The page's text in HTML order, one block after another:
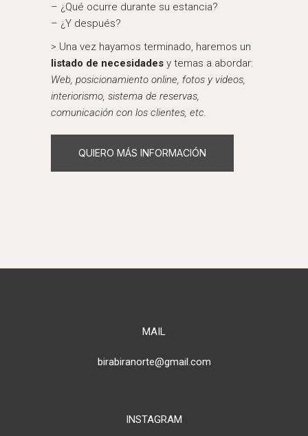
– ¿Qué ocurre durante su estancia?
– ¿Y después?
> Una vez hayamos terminado, haremos un
listado de necesidades y temas a abordar:
Web, posicionamiento online, fotos y videos,
interiorismo, sistema de reservas,
comunicación con los clientes, etc.
QUIERO MÁS INFORMACIÓN
MAIL
birabiranorte@gmail.com
INSTAGRAM